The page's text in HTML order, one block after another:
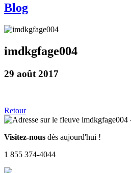
Blog
imdkgfage004
29 août 2017
Retour
Visitez-nous dès aujourd'hui !
1 855 374-4044